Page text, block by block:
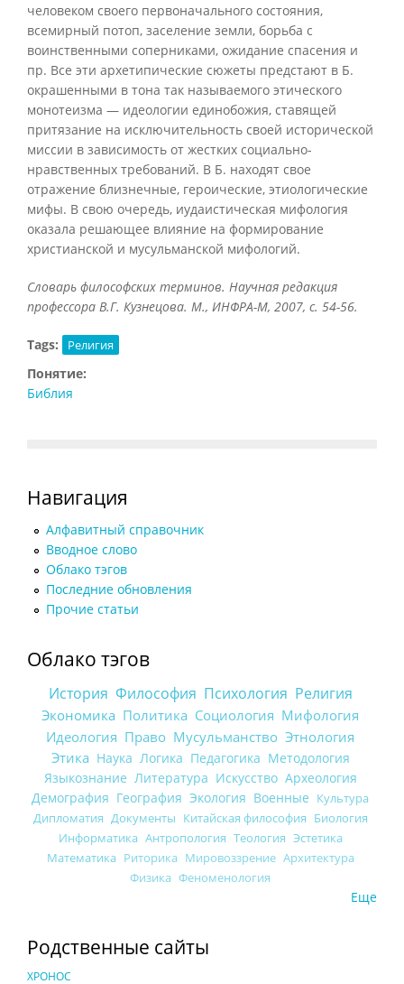
человеком своего первоначального состояния,
всемирный потоп, заселение земли, борьба с
воинственными соперниками, ожидание спасения и
пр. Все эти архетипические сюжеты предстают в Б.
окрашенными в тона так называемого этического
монотеизма — идеологии единобожия, ставящей
притязание на исключительность своей исторической
миссии в зависимость от жестких социально-
нравственных требований. В Б. находят свое
отражение близнечные, героические, этиологические
мифы. В свою очередь, иудаистическая мифология
оказала решающее влияние на формирование
христианской и мусульманской мифологий.
Словарь философских терминов. Научная редакция
профессора В.Г. Кузнецова. М., ИНФРА-М, 2007, с. 54-56.
Tags: Религия
Понятие:
Библия
Навигация
Алфавитный справочник
Вводное слово
Облако тэгов
Последние обновления
Прочие статьи
Облако тэгов
История Философия Психология Религия
Экономика Политика Социология Мифология
Идеология Право Мусульманство Этнология
Этика Наука Логика Педагогика Методология
Языкознание Литература Искусство Археология
Демография География Экология Военные Культура
Дипломатия Документы Китайская философия Биология
Информатика Антропология Теология Эстетика
Математика Риторика Мировоззрение Архитектура
Физика Феноменология
Еще
Родственные сайты
ХРОНОС